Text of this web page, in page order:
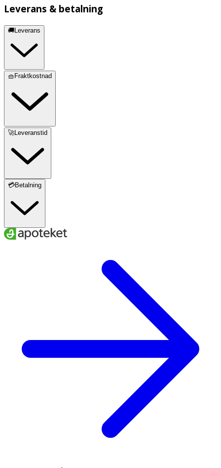
Leverans & betalning
🚚Leverans
🧺Fraktkostnad
🚀Leveranstid
💳Betalning